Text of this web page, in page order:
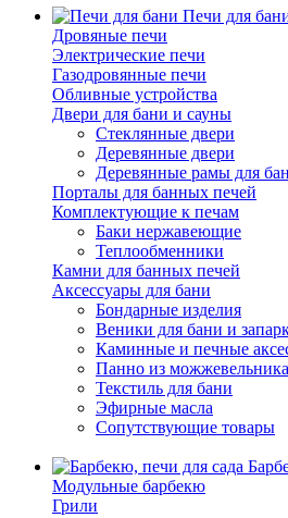
Печи для
Дровяные печи
Электрические печи
Газодровянные печи
Обливные устройства
Двери для бани и сауны
Стеклянные двери
Деревянные двери
Деревянные рамы для
Порталы для банных печей
Комплектующие к печам
Баки нержавеющие
Теплообменники
Камни для банных печей
Аксессуары для бани
Бондарные изделия
Веники для бани и
Каминные и печные
Панно из можжевельника
Текстиль для бани
Эфирные масла
Сопутствующие товары
Модульные барбекю
Грили